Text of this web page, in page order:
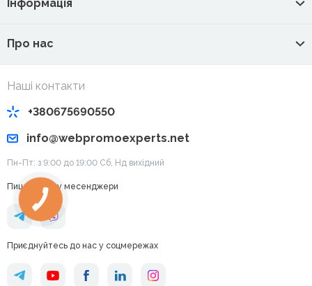
Інформація
Про нас
Наші контакти
+380675690550
info@webpromoexperts.net
Пн-Пт: з 9:00 до 19:00 Cб, Нд вихідний
Пишіть нам у месенджери
Приєднуйтесь до нас у соцмережах